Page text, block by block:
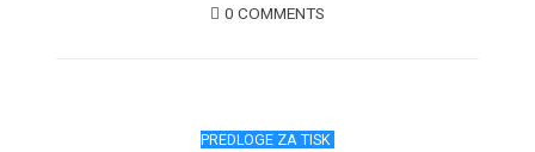
0 COMMENTS
PREDLOGE ZA TISK